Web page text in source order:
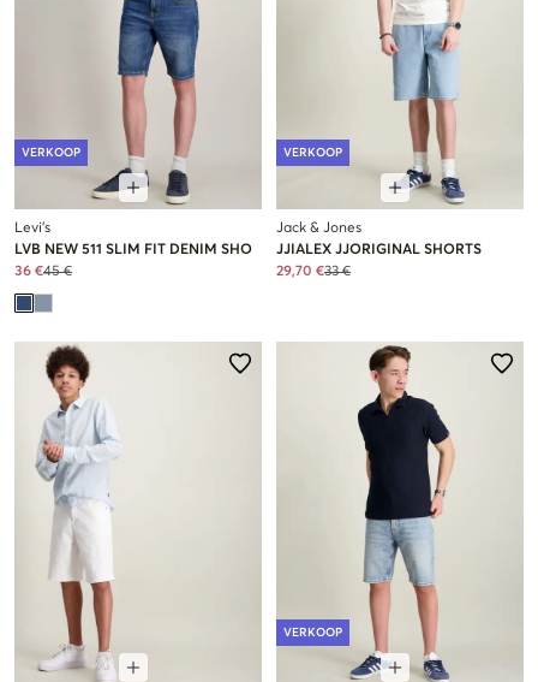
VERKOOP
Levi's
LVB NEW 511 SLIM FIT DENIM SHO
36 €45 €
VERKOOP
Jack & Jones
JJIALEX JJORIGINAL SHORTS
29,70 €33 €
VERKOOP